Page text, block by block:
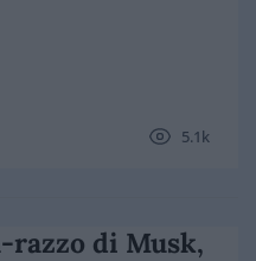
5.1k
razzo di Musk,